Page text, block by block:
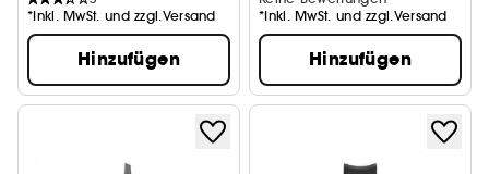
*Inkl. MwSt. und zzgl.Versand
Hinzufügen
*Inkl. MwSt. und zzgl.Versand
Hinzufügen